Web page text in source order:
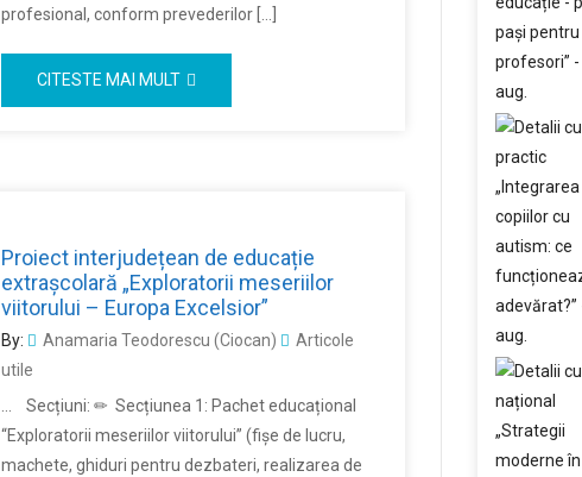
profesional, conform prevederilor […]
CITESTE MAI MULT
Proiect interjudețean de educație
extrașcolară „Exploratorii meseriilor
viitorului – Europa Excelsior”
By: Anamaria Teodorescu (Ciocan)
Articole
utile
… Secțiuni: ✏ Secțiunea 1: Pachet educațional
“Exploratorii meseriilor viitorului” (fişe de lucru,
machete, ghiduri pentru dezbateri, realizarea de